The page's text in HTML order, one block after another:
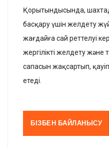
Қорытындысында,
басқару үшін желдету
жағдайға сай реттелуі
жергілікті желдету және
сапасын жақсартып,
етеді.
БІЗБЕН БАЙЛАНЫСУ